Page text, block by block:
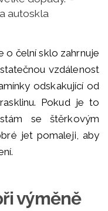
autoskla
o čelní sklo zahrnuje
vzdálenost
odskakující od
Pokud je to
se štěrkovým
jet pomaleji, aby
výměně